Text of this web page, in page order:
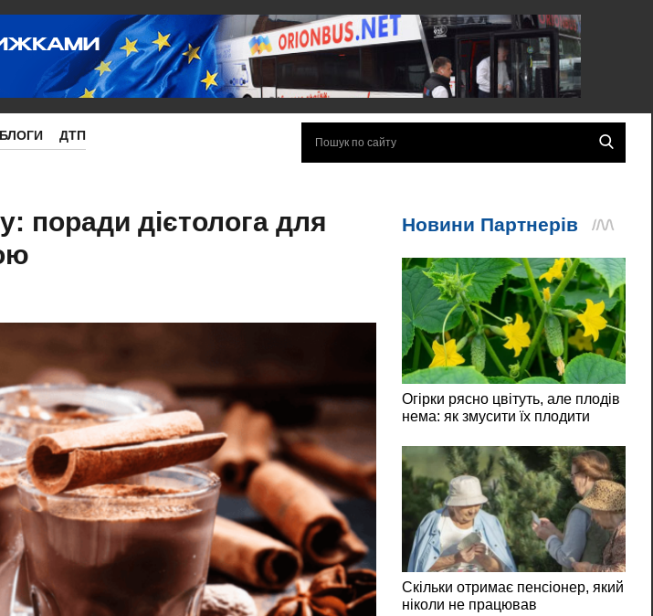
БЛОГИ ДТП
поради дієтолога для